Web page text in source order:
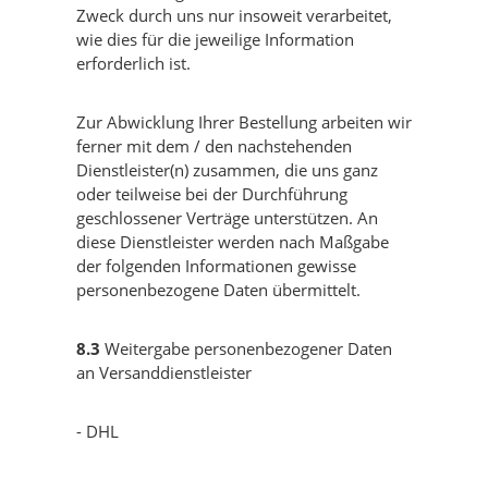
Zweck durch uns nur insoweit verarbeitet,
wie dies für die jeweilige Information
erforderlich ist.
Zur Abwicklung Ihrer Bestellung arbeiten wir
ferner mit dem / den nachstehenden
Dienstleister(n) zusammen, die uns ganz
oder teilweise bei der Durchführung
geschlossener Verträge unterstützen. An
diese Dienstleister werden nach Maßgabe
der folgenden Informationen gewisse
personenbezogene Daten übermittelt.
8.3 Weitergabe personenbezogener Daten
an Versanddienstleister
- DHL